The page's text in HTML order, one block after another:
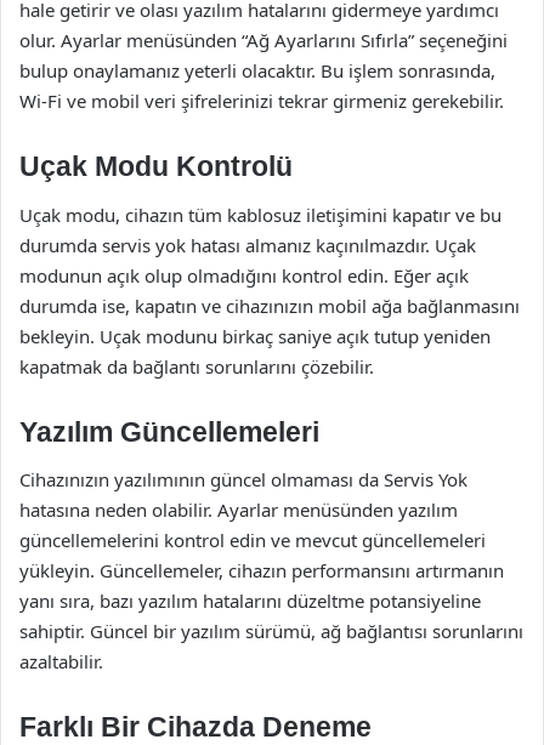
hale getirir ve olası yazılım hatalarını gidermeye yardımcı
olur. Ayarlar menüsünden “Ağ Ayarlarını Sıfırla” seçeneğini
bulup onaylamanız yeterli olacaktır. Bu işlem sonrasında,
Wi-Fi ve mobil veri şifrelerinizi tekrar girmeniz gerekebilir.
Uçak Modu Kontrolü
Uçak modu, cihazın tüm kablosuz iletişimini kapatır ve bu
durumda servis yok hatası almanız kaçınılmazdır. Uçak
modunun açık olup olmadığını kontrol edin. Eğer açık
durumda ise, kapatın ve cihazınızın mobil ağa bağlanmasını
bekleyin. Uçak modunu birkaç saniye açık tutup yeniden
kapatmak da bağlantı sorunlarını çözebilir.
Yazılım Güncellemeleri
Cihazınızın yazılımının güncel olmaması da Servis Yok
hatasına neden olabilir. Ayarlar menüsünden yazılım
güncellemelerini kontrol edin ve mevcut güncellemeleri
yükleyin. Güncellemeler, cihazın performansını artırmanın
yanı sıra, bazı yazılım hatalarını düzeltme potansiyeline
sahiptir. Güncel bir yazılım sürümü, ağ bağlantısı sorunlarını
azaltabilir.
Farklı Bir Cihazda Deneme